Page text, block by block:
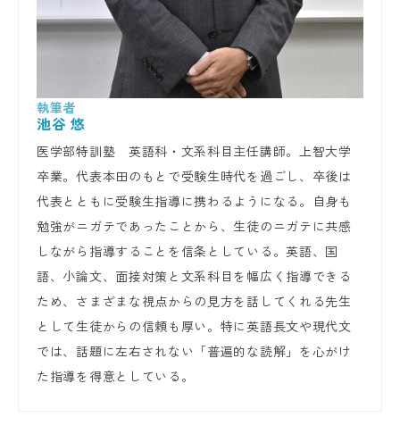
池谷 悠
医学部特訓塾　英語科・文系科目主任講師。上智大学
卒業。代表本田のもとで受験生時代を過ごし、卒後は
代表とともに受験生指導に携わるようになる。自身も
勉強がニガテであったことから、生徒のニガテに共感
しながら指導することを信条としている。英語、国
語、小論文、面接対策と文系科目を幅広く指導できる
ため、さまざまな視点からの見方を話してくれる先生
として生徒からの信頼も厚い。特に英語長文や現代文
では、話題に左右されない「普遍的な読解」を心がけ
た指導を得意としている。